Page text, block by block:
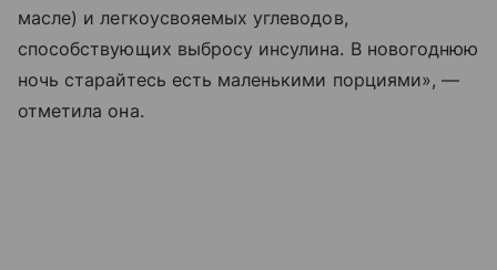
масле) и легкоусвояемых углеводов,
способствующих выбросу инсулина. В новогоднюю
ночь старайтесь есть маленькими порциями», —
отметила она.